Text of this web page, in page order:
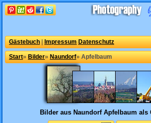
Gästebuch Impressum Datenschutz
Start» Bilder» Naundorf» Apfelbaum
Bilder aus NaundorfApfelbaum als